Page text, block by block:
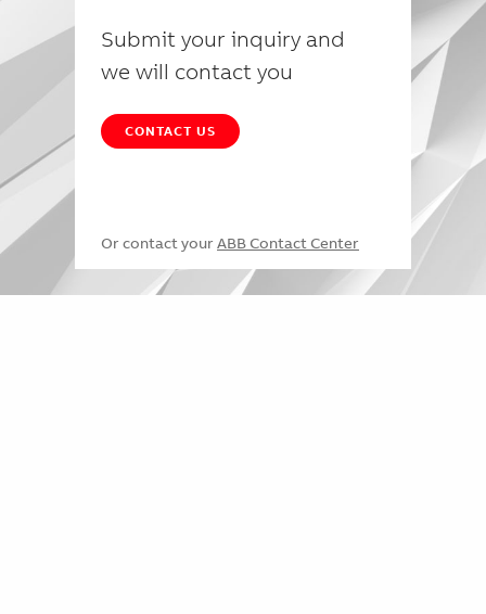
Submit your inquiry and
we will contact you
CONTACT US
Or contact your ABB Contact Center